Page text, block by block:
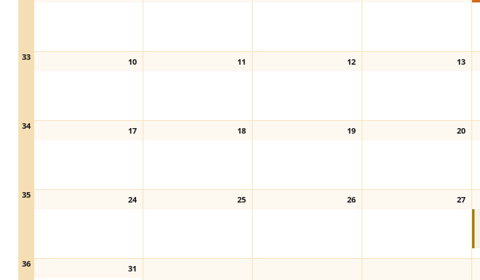
33 10 11 12 13
34 17 18 19 20
35 24 25 26 27
36 31